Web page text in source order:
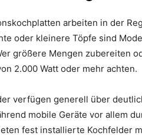
arbeiten in der
oder kleinere Töpfe sind
größere Mengen zubereiten
2.000 Watt oder mehr achten.
verfügen generell über
mobile Geräte vor allem
fest installierte Kochfelder